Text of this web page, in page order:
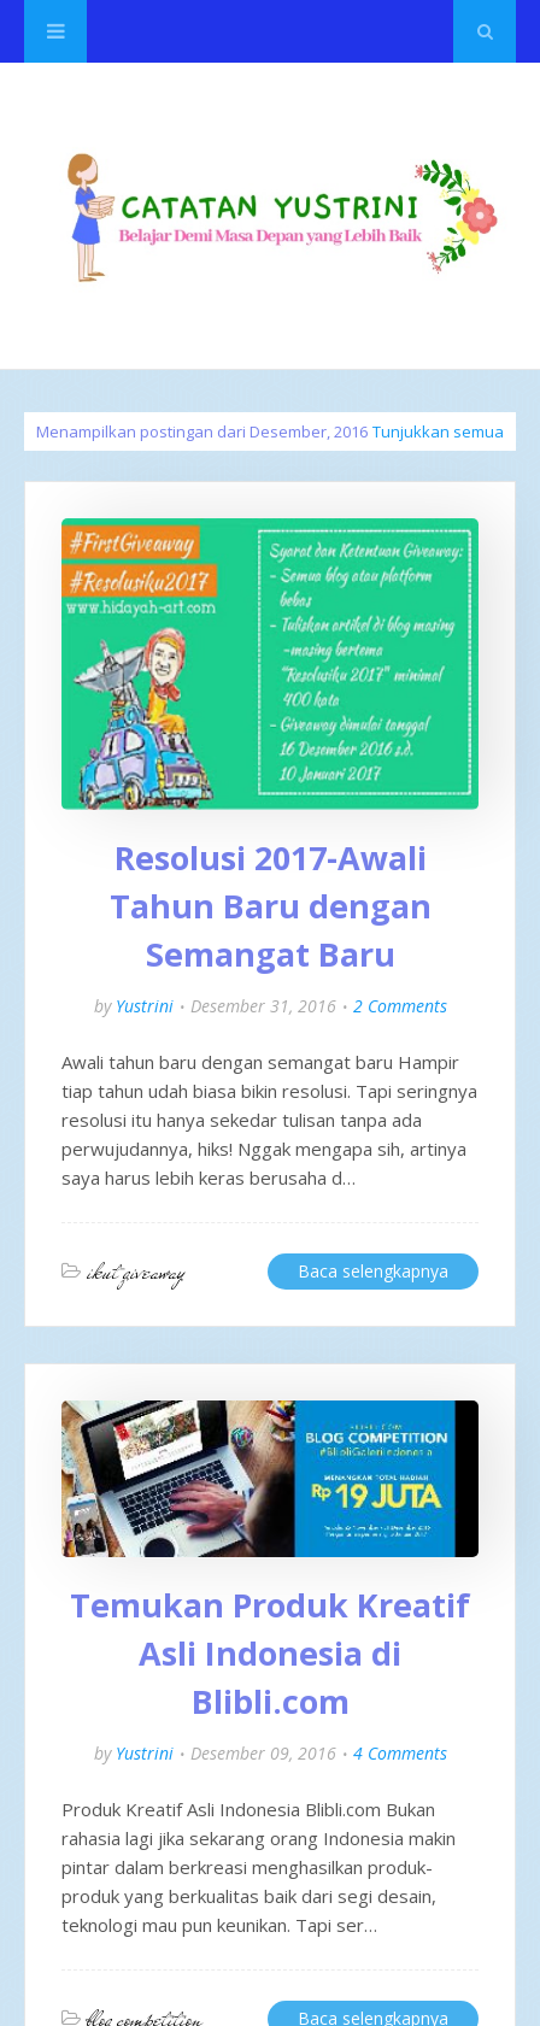
Menampilkan postingan dari Desember, 2016 Tunjukkan semua
Resolusi 2017-Awali
Tahun Baru dengan
Semangat Baru
by Yustrini Desember 31, 2016 2 Comments
Awali tahun baru dengan semangat baru Hampir
tiap tahun udah biasa bikin resolusi. Tapi seringnya
resolusi itu hanya sekedar tulisan tanpa ada
perwujudannya, hiks! Nggak mengapa sih, artinya
saya harus lebih keras berusaha d…
ikut giveaway Baca selengkapnya
Temukan Produk Kreatif
Asli Indonesia di
Blibli.com
by Yustrini Desember 09, 2016 4 Comments
Produk Kreatif Asli Indonesia Blibli.com Bukan
rahasia lagi jika sekarang orang Indonesia makin
pintar dalam berkreasi menghasilkan produk-
produk yang berkualitas baik dari segi desain,
teknologi mau pun keunikan. Tapi ser…
Baca selengkapnya